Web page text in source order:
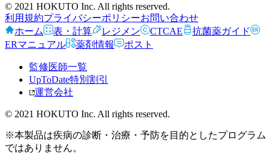
© 2021 HOKUTO Inc. All rights reserved.
利用規約プライバシーポリシーお問い合わせ
ホーム
表・計算 レジメン CTCAE
抗菌薬ガイド
ERマニュアル
薬剤情報 ポスト
監修医師一覧
UpToDate特別割引
運営会社
© 2021 HOKUTO Inc. All rights reserved.
※本製品は疾病の診断・治療・予防を目的としたプログラム
ではありません。